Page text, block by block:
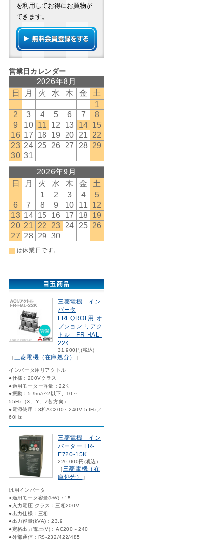
を利用してお得にお買物が
できます。
三菱電機 イン
バータ
FREQROL用 オ
プション リアク
トル FR-HAL-
22K
31,900円(税込)
［三菱電機（在庫処分） ］
インバータ用リアクトル
●仕様：200Vクラス
●適用モーター容量：22K
●振動：5.9m/s^2以下、10～
55Hz（X、Y、Z各方向）
●電源使用：3相AC200～240V 50Hz／
60Hz
三菱電機 イン
バーター FR-
E720-15K
220,000円(税込)
［三菱電機（在
庫処分）
］
汎用インバータ
●適用モータ容量(kW)：15
●入力電圧 クラス：三相200V
●出力仕様：三相
●出力容量(kVA)：23.9
●定格出力電圧(V)：AC200～240
●外部通信：RS-232/422/485